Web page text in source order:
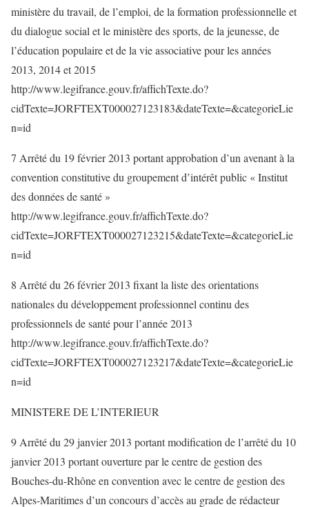
ministère du travail, de l’emploi, de la formation professionnelle et
du dialogue social et le ministère des sports, de la jeunesse, de
l’éducation populaire et de la vie associative pour les années
2013, 2014 et 2015
http://www.legifrance.gouv.fr/affichTexte.do?
cidTexte=JORFTEXT000027123183&dateTexte=&categorieLie
n=id
7 Arrêté du 19 février 2013 portant approbation d’un avenant à la
convention constitutive du groupement d’intérêt public « Institut
des données de santé »
http://www.legifrance.gouv.fr/affichTexte.do?
cidTexte=JORFTEXT000027123215&dateTexte=&categorieLie
n=id
8 Arrêté du 26 février 2013 fixant la liste des orientations
nationales du développement professionnel continu des
professionnels de santé pour l’année 2013
http://www.legifrance.gouv.fr/affichTexte.do?
cidTexte=JORFTEXT000027123217&dateTexte=&categorieLie
n=id
MINISTERE DE L’INTERIEUR
9 Arrêté du 29 janvier 2013 portant modification de l’arrêté du 10
janvier 2013 portant ouverture par le centre de gestion des
Bouches-du-Rhône en convention avec le centre de gestion des
Alpes-Maritimes d’un concours d’accès au grade de rédacteur